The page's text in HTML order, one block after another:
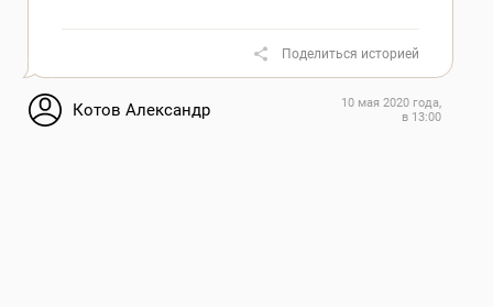
Поделиться историей
Котов Александр
10 мая 2020 года,
в 13:00